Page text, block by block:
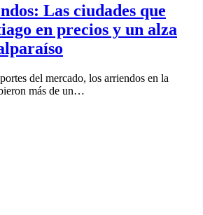
Las ciudades que
en precios y un alza
del mercado, los arriendos en la
más de un…